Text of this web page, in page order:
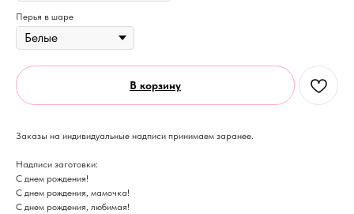
Перья в шаре
В корзину
Заказы на индивидуальные надписи принимаем заранее.
Надписи заготовки:
С днем рождения!
С днем рождения, мамочка!
С днем рождения, любимая!